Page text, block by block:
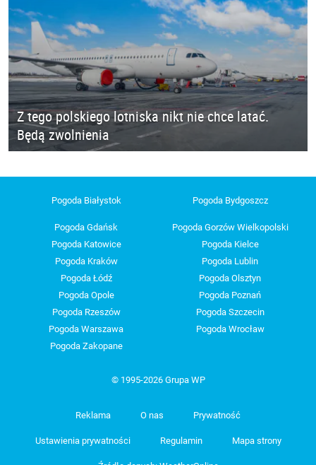
Z tego polskiego lotniska nikt nie chce latać.
Będą zwolnienia
Pogoda Białystok Pogoda Bydgoszcz
Pogoda Gdańsk
Pogoda Gorzów Wielkopolski
Pogoda Katowice
Pogoda Kielce
Pogoda Kraków
Pogoda Lublin
Pogoda Łódź
Pogoda Olsztyn
Pogoda Opole
Pogoda Poznań
Pogoda Rzeszów
Pogoda Szczecin
Pogoda Warszawa
Pogoda Wrocław
Pogoda Zakopane
© 1995-2026 Grupa WP
Reklama O nas Prywatność
Ustawienia prywatności Regulamin Mapa strony